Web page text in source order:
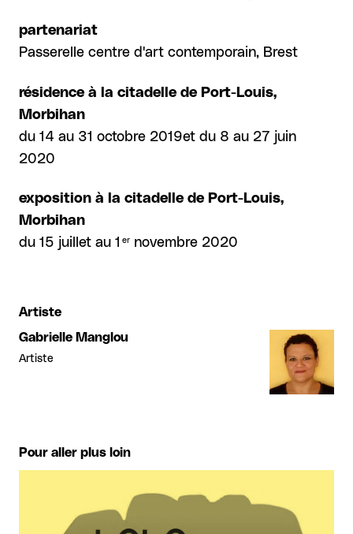
partenariat
Passerelle centre d'art contemporain, Brest
résidence à la citadelle de Port-Louis,
Morbihan
du 14 au 31 octobre 2019et du 8 au 27 juin
2020
exposition à la citadelle de Port-Louis,
Morbihan
du 15 juillet au 1 er novembre 2020
Artiste
Gabrielle Manglou
Artiste
Pour aller plus loin